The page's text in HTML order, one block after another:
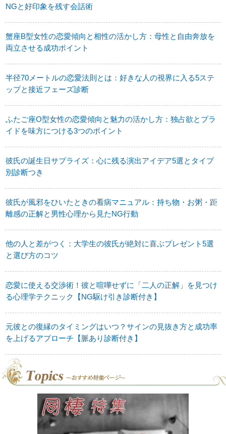
NGと好印象を残す会話術
蟹座B型女性の恋愛傾向と相性の活かし方：母性と自由奔放を
両立させる成功ポイント
半径70メートルの恋愛法則とは：好きな人の視界に入る5ステ
ップと接近フェーズ診断
ふたご座O型女性の恋愛傾向と魅力の活かし方：独占欲とプラ
イドを味方につける3つのポイント
彼氏の誕生日サプライズ：心に残る演出アイデア5選とタイプ
別診断つき
彼氏が風邪をひいたときの看病マニュアル：持ち物・お粥・距
離感の正解と男性心理から見たNG行動
他の人と差がつく：大学生の彼氏が絶対に喜ぶプレゼント5選
と選び方のコツ
恋愛に使える交渉術！彼と喧嘩せずに「二人の正解」を見つけ
る心理学テクニック【NG駆け引き診断付き】
元彼との復縁のタイミングはいつ？サインの見抜き方と成功率
を上げるアプローチ【脈あり診断付き】